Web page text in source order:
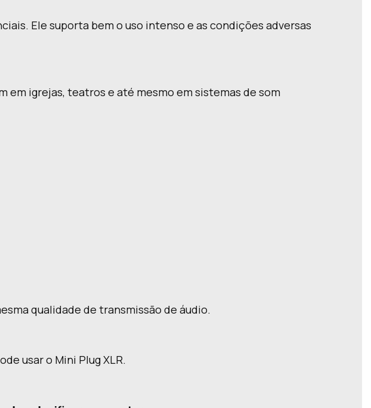
Ele suporta bem o uso intenso e as condições adversas
em igrejas, teatros e até mesmo em sistemas de som
qualidade de transmissão de áudio.
usar o Mini Plug XLR.